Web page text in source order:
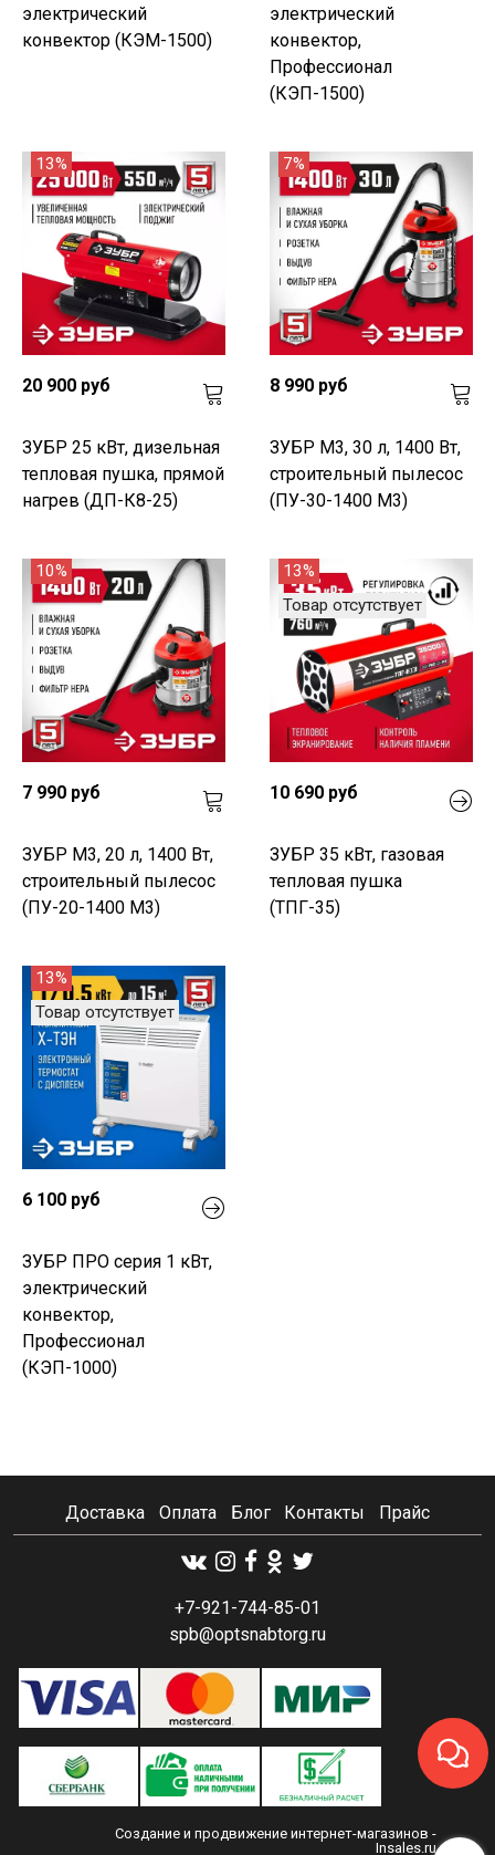
электрический
конвектор (КЭМ-1500)
электрический
конвектор,
Профессионал
(КЭП-1500)
13%
20 900 руб
ЗУБР 25 кВт, дизельная
тепловая пушка, прямой
нагрев (ДП-К8-25)
7%
8 990 руб
ЗУБР М3, 30 л, 1400 Вт,
строительный пылесос
(ПУ-30-1400 М3)
10%
7 990 руб
ЗУБР М3, 20 л, 1400 Вт,
строительный пылесос
(ПУ-20-1400 М3)
13%
Товар отсутствует
10 690 руб
ЗУБР 35 кВт, газовая
тепловая пушка
(ТПГ-35)
13%
Товар отсутствует
6 100 руб
ЗУБР ПРО серия 1 кВт,
электрический
конвектор,
Профессионал
(КЭП-1000)
Доставка Оплата Блог Контакты Прайс
+7-921-744-85-01
spb@optsnabtorg.ru
Создание и продвижение интернет-магазинов -
Insales.ru